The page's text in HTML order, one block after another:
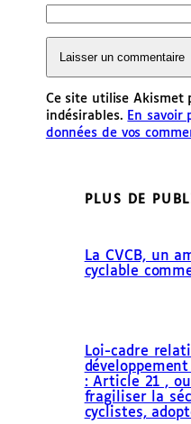
Ce site utilise Akismet
indésirables. En savoir
données de vos
PLUS DE
La CVCB, un
cyclable
Loi-cadre
: Article 21 ,
fragiliser la
cyclistes,